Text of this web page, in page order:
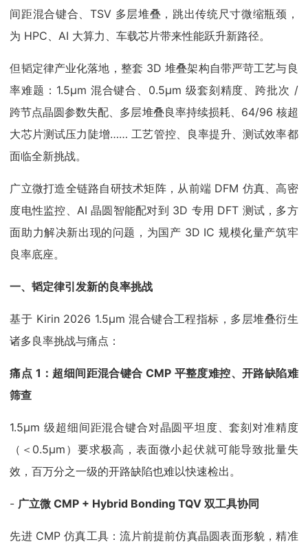
间距混合键合、TSV 多层堆叠，跳出传统尺寸微缩瓶颈，
为 HPC、AI 大算力、车载芯片带来性能跃升新路径。
但韬定律产业化落地，整套 3D 堆叠架构自带严苛工艺与良
率难题：1.5μm 混合键合、0.5μm 级套刻精度、跨批次 /
跨节点晶圆参数失配、多层堆叠良率持续损耗、64/96 核超
大芯片测试压力陡增…… 工艺管控、良率提升、测试效率都
面临全新挑战。
广立微打造全链路自研技术矩阵，从前端 DFM 仿真、高密
度电性监控、AI 晶圆智能配对到 3D 专用 DFT 测试，多方
面助力解决新出现的问题，为国产 3D IC 规模化量产筑牢
良率底座。
一、韬定律引发新的良率挑战
基于 Kirin 2026 1.5μm 混合键合工程指标，多层堆叠衍生
诸多良率挑战与痛点：
痛点 1：超细间距混合键合 CMP 平整度难控、开路缺陷难
筛查
1.5μm 级超细间距混合键合对晶圆平坦度、套刻对准精度
（＜0.5μm）要求极高，表面微小起伏就可能导致批量失
效，百万分之一级的开路缺陷也难以快速检出。
- 广立微 CMP + Hybrid Bonding TQV 双工具协同
先进 CMP 仿真工具：流片前提前仿真晶圆表面形貌，精准